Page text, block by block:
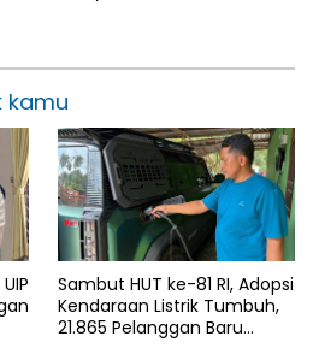
kamu
Sambut HUT ke-81 RI, Adopsi
Kendaraan Listrik Tumbuh,
21.865 Pelanggan Baru